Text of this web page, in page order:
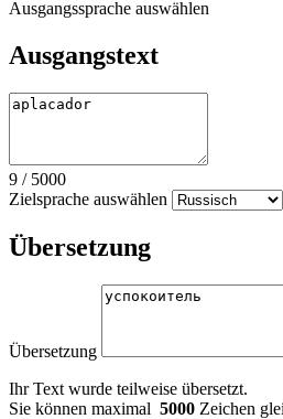
Ausgangssprache auswählen
Ausgangstext
9 / 5000
Zielsprache auswählen
Übersetzung
Übersetzung
Ihr Text wurde teilweise übersetzt.
Sie können maximal 5000 Zeichen